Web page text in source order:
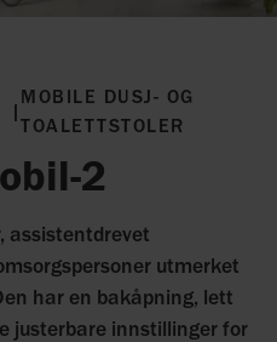
|
MOBILE DUSJ- OG
TOALETTSTOLER
2
assistentdrevet
utmerket
har en bakåpning, lett
justerbare innstillinger for